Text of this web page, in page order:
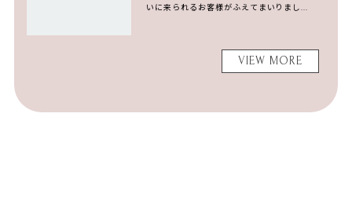
いに来られるお客様がふえてまいりまし...
VIEW MORE